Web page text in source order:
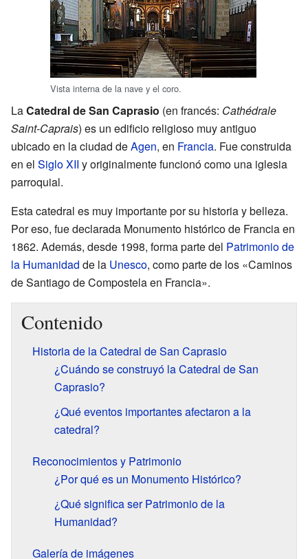
Vista interna de la nave y el coro.
LaCatedral de San Caprasio (en francés: Cathédrale
Saint-Caprais) es un edificio religioso muy antiguo
ubicado en la ciudad deAgen, en Francia. Fue construida
en el Siglo XII y originalmente funcionó como una iglesia
parroquial.
Esta catedral es muy importante por su historia y belleza.
Por eso, fue declarada Monumento histórico de Francia en
1862. Además, desde 1998, forma parte del Patrimonio de
la Humanidad de la Unesco, como parte de los «Caminos
de Santiago de Compostela en Francia».
Contenido
Historia de la Catedral de San Caprasio
¿Cuándo se construyó la Catedral de San
Caprasio?
¿Qué eventos importantes afectaron a la
catedral?
Reconocimientos y Patrimonio
¿Por qué es un Monumento Histórico?
¿Qué significa ser Patrimonio de la
Humanidad?
Galería de imágenes